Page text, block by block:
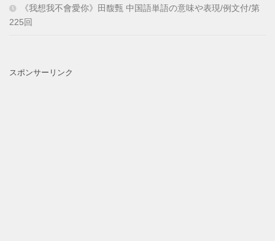
《我想我不會愛你》田馥甄 中国語単語の意味や表現/例文付/第
225回
スポンサーリンク